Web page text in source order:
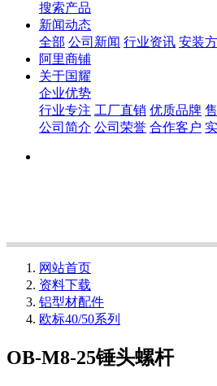
搜索产品
新闻动态
全部 公司新闻 行业资讯 安装
阿里商铺
关于国耀
企业优势
行业专注 工厂直销 优质品牌
公司简介 公司荣誉 合作客户
网站首页
资料下载
铝型材配件
欧标40/50系列
OB-M8-25锤头螺杆